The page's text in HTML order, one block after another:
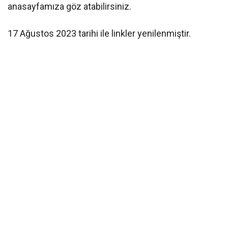
anasayfamıza göz atabilirsiniz.
17 Ağustos 2023 tarihi ile linkler yenilenmiştir.